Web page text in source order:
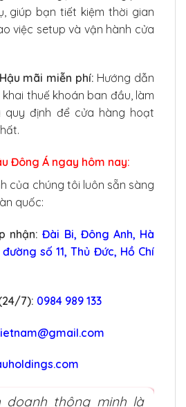
giúp bạn tiết kiệm thời gian
việc setup và vận hành cửa
mãi miễn phí: Hướng dẫn
thuế khoán ban đầu, làm
quy định để cửa hàng hoạt
Đông Á ngay hôm nay:
của chúng tôi luôn sẵn sàng
quốc:
nhận:Đài Bi, Đông Anh, Hà
số 11, Thủ Đức, Hồ Chí
7): 0984 989 133
doanh thông minh là